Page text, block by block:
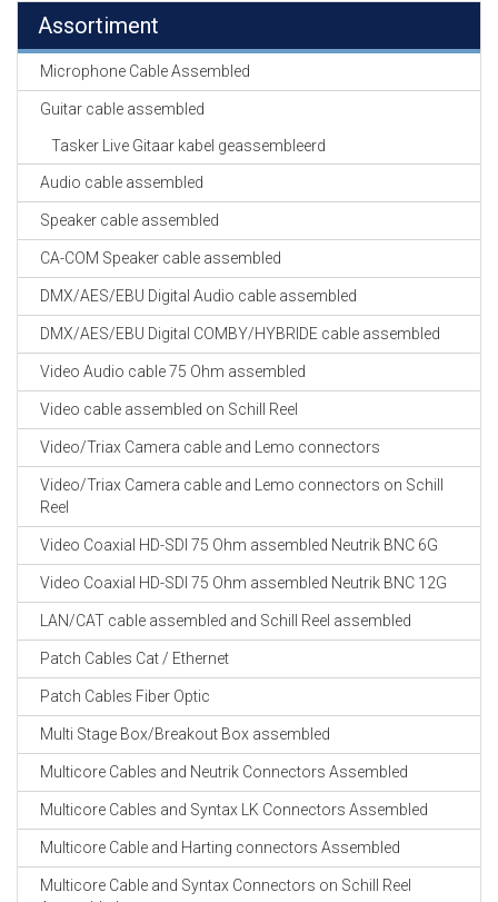
Assortiment
Microphone Cable Assembled
Guitar cable assembled
Tasker Live Gitaar kabel geassembleerd
Audio cable assembled
Speaker cable assembled
CA-COM Speaker cable assembled
DMX/AES/EBU Digital Audio cable assembled
DMX/AES/EBU Digital COMBY/HYBRIDE cable assembled
Video Audio cable 75 Ohm assembled
Video cable assembled on Schill Reel
Video/Triax Camera cable and Lemo connectors
Video/Triax Camera cable and Lemo connectors on Schill
Reel
Video Coaxial HD-SDI 75 Ohm assembled Neutrik BNC 6G
Video Coaxial HD-SDI 75 Ohm assembled Neutrik BNC 12G
LAN/CAT cable assembled and Schill Reel assembled
Patch Cables Cat / Ethernet
Patch Cables Fiber Optic
Multi Stage Box/Breakout Box assembled
Multicore Cables and Neutrik Connectors Assembled
Multicore Cables and Syntax LK Connectors Assembled
Multicore Cable and Harting connectors Assembled
Multicore Cable and Syntax Connectors on Schill Reel